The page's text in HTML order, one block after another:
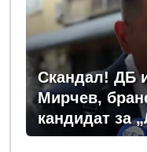
Скандал! ДБ
Мирчев,
кандидат за